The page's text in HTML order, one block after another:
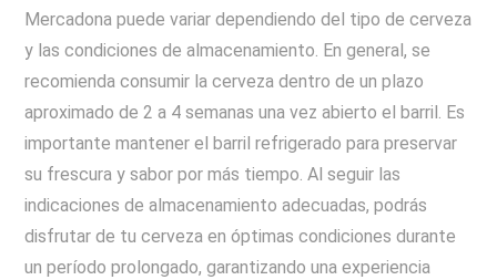
Mercadona puede variar dependiendo del tipo de cerveza
y las condiciones de almacenamiento. En general, se
recomienda consumir la cerveza dentro de un plazo
aproximado de 2 a 4 semanas una vez abierto el barril. Es
importante mantener el barril refrigerado para preservar
su frescura y sabor por más tiempo. Al seguir las
indicaciones de almacenamiento adecuadas, podrás
disfrutar de tu cerveza en óptimas condiciones durante
un período prolongado, garantizando una experiencia